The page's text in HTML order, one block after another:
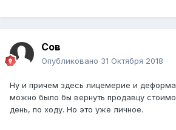
Сов
Опубликовано 31 Октября 2018
Ну и причем здесь лицемерие и
можно было бы вернуть продавцу
день, по ходу. Но это уже личное.